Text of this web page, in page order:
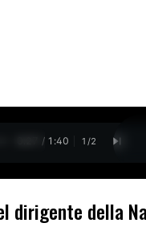
0:28 / 1:40 1 /2
dirigente della